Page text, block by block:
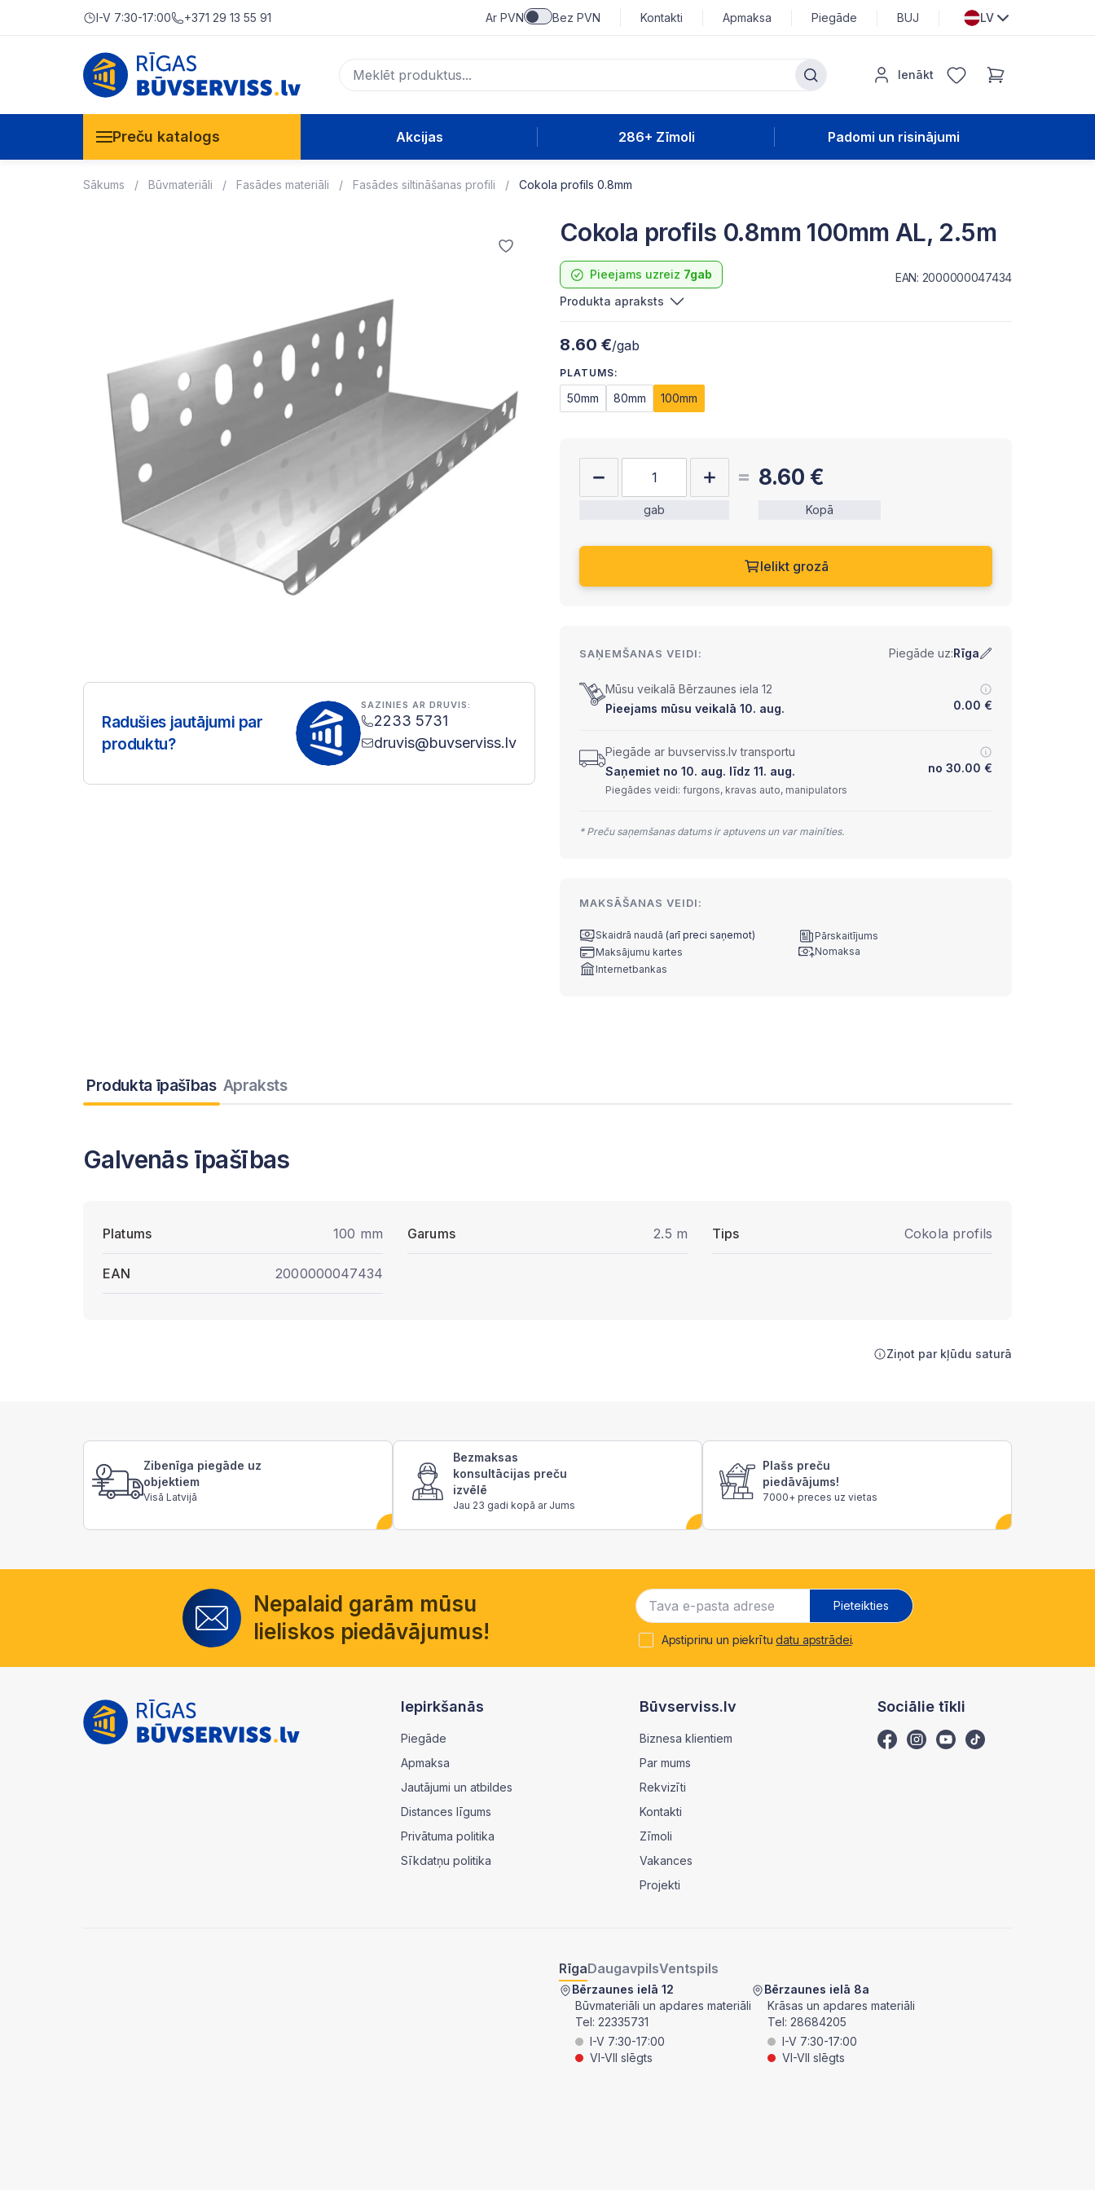
I-V 7:30-17:00 +371 29 13 55 91 Ar PVN Bez PVN Kontakti Apmaksa Piegāde BUJ LV
Ienākt
Preču katalogs Akcijas 286+ Zīmoli Padomi un risinājumi
Sākums Būvmateriāli Fasādes materiāli Fasādes siltināšanas profili Cokola profils 0.8mm
Radušies jautājumi par
produktu?
SAZINIES AR DRUVIS:
2233 5731
druvis@buvserviss.lv
Cokola profils 0.8mm 100mm AL, 2.5m
Pieejams uzreiz 7gab
EAN: 2000000047434
Produkta apraksts
8.60 €/gab
PLATUMS:
50mm 80mm 100mm
gab
8.60 €
Kopā
Ielikt grozā
SAŅEMŠANAS VEIDI: Piegāde uz:Rīga
Mūsu veikalā Bērzaunes iela 12
Pieejams mūsu veikalā 10. aug.
0.00 €
Piegāde ar buvserviss.lv transportu
Saņemiet no 10. aug. līdz 11. aug.
no 30.00 €
Piegādes veidi: furgons, kravas auto, manipulators
* Preču saņemšanas datums ir aptuvens un var mainīties.
MAKSĀŠANAS VEIDI:
Skaidrā naudā (arī preci saņemot)
Maksājumu kartes
Internetbankas
Pārskaitījums
Nomaksa
Produkta īpašības Apraksts
Galvenās īpašības
Platums 100 mm Garums 2.5 m Tips Cokola profils
EAN 2000000047434
Ziņot par kļūdu saturā
Zibenīga piegāde uz
objektiem
Visā Latvijā
Bezmaksas
konsultācijas preču
izvēlē
Jau 23 gadi kopā ar Jums
Plašs preču
piedāvājums!
7000+ preces uz vietas
Nepalaid garām mūsu
lieliskos piedāvājumus!
Pieteikties
Apstiprinu un piekrītudatu apstrādei.
Iepirkšanās
Piegāde
Apmaksa
Jautājumi un atbildes
Distances līgums
Privātuma politika
Sīkdatņu politika
Būvserviss.lv
Biznesa klientiem
Par mums
Rekvizīti
Kontakti
Zīmoli
Vakances
Projekti
Sociālie tīkli
RīgaDaugavpilsVentspils
Bērzaunes ielā 12
Būvmateriāli un apdares materiāli
Tel: 22335731
I-V 7:30-17:00
VI-VII slēgts
Bērzaunes ielā 8a
Krāsas un apdares materiāli
Tel: 28684205
I-V 7:30-17:00
VI-VII slēgts